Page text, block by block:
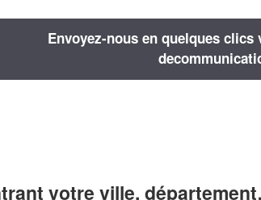
Envoyez-nous en quelques
votre ville,